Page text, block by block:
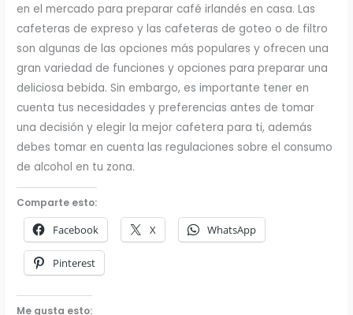
en el mercado para preparar café irlandés en casa. Las
cafeteras de expreso y las cafeteras de goteo o de filtro
son algunas de las opciones más populares y ofrecen una
gran variedad de funciones y opciones para preparar una
deliciosa bebida. Sin embargo, es importante tener en
cuenta tus necesidades y preferencias antes de tomar
una decisión y elegir la mejor cafetera para ti, además
debes tomar en cuenta las regulaciones sobre el consumo
de alcohol en tu zona.
Comparte esto:
Facebook X WhatsApp
Pinterest
Me gusta esto: